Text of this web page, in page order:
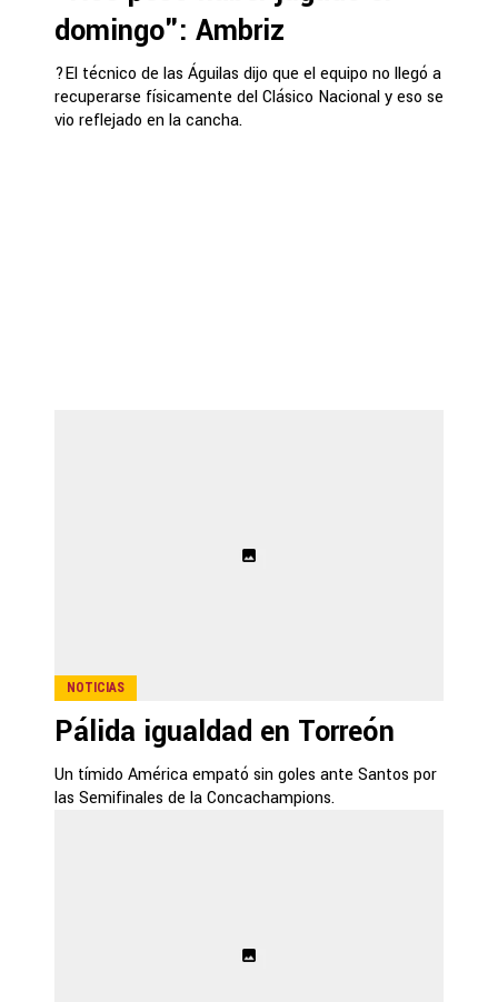
domingo": Ambriz
?El técnico de las Águilas dijo que el equipo no llegó a
recuperarse físicamente del Clásico Nacional y eso se
vio reflejado en la cancha.
NOTICIAS
Pálida igualdad en Torreón
Un tímido América empató sin goles ante Santos por
las Semifinales de la Concachampions.